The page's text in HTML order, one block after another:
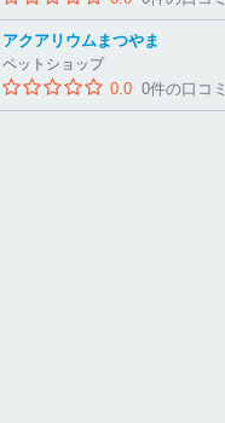
アクアリウムまつやま
ペットショップ
0.0 0件の口コミ